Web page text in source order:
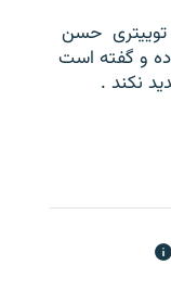
توییتری ‌ حسن
و گفته است
نکند .